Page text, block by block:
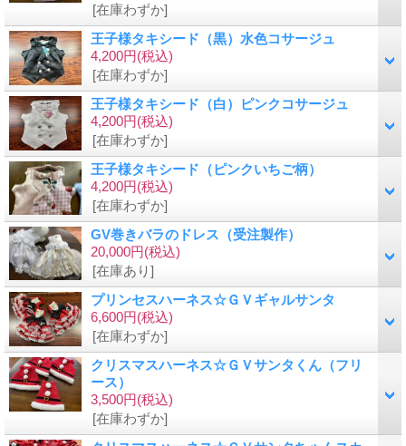
[在庫わずか]
王子様タキシード（黒）水色コサージュ
4,200円(税込)
[在庫わずか]
王子様タキシード（白）ピンクコサージュ
4,200円(税込)
[在庫わずか]
王子様タキシード（ピンクいちご柄）
4,200円(税込)
[在庫わずか]
GV巻きバラのドレス（受注製作）
20,000円(税込)
[在庫あり]
プリンセスハーネス☆ＧＶギャルサンタ
6,600円(税込)
[在庫わずか]
クリスマスハーネス☆ＧＶサンタくん（フリ
ース）
3,500円(税込)
[在庫わずか]